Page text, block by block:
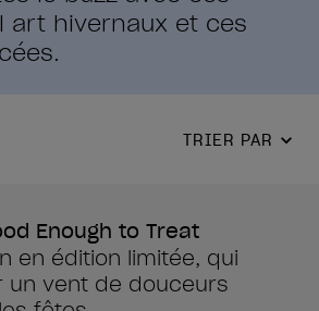
art hivernaux et ces
TRIER PAR
Enough to Treat
en édition limitée, qui
un vent de douceurs